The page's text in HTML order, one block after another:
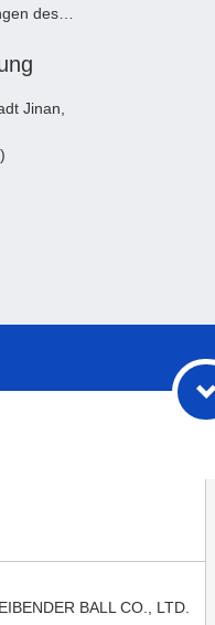
des
Jinan,
BALL CO., LTD.